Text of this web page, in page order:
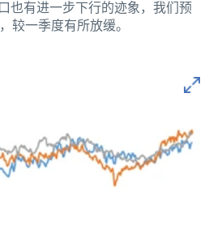
也有进一步下行的迹象，我们预
较一季度有所放缓。